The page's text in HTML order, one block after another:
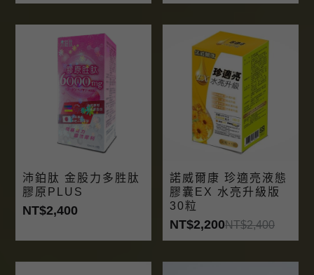
沛鉑肽 金股力多胜肽
膠原PLUS
NT$2,400
諾威爾康 珍適亮液態
膠囊EX 水亮升級版
30粒
NT$2,200NT$2,400